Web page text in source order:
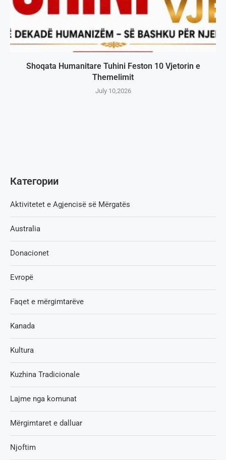
Shoqata Humanitare Tuhini Feston 10 Vjetorin e
Themelimit
July 10,2026
Категории
Aktivitetet e Agjencisë së Мërgatës
Australia
Donacionet
Evropë
Faqet e mërgimtarëve
Kanada
Kultura
Kuzhina Tradicionale
Lajme nga komunat
Mërgimtaret e dalluar
Njoftim